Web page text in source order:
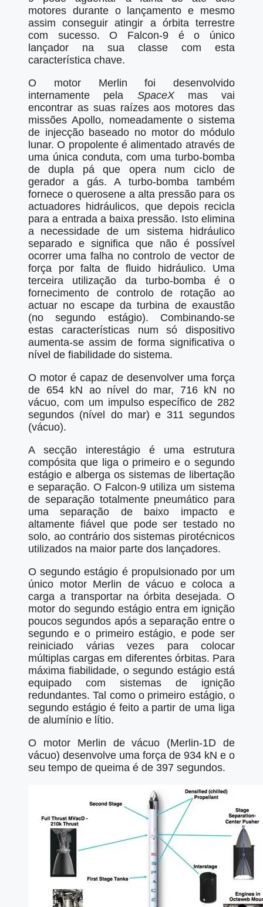
motores durante o lançamento e mesmo
assim conseguir atingir a órbita terrestre
com sucesso. O Falcon-9 é o único
lançador na sua classe com esta
característica chave.
O motor Merlin foi desenvolvido
internamente pela SpaceXmas vai
encontrar as suas raízes aos motores das
missões Apollo, nomeadamente o sistema
de injecção baseado no motor do módulo
lunar. O propolente é alimentado através de
uma única conduta, com uma turbo-bomba
de dupla pá que opera num ciclo de
gerador a gás. A turbo-bomba também
fornece o querosene a alta pressão para os
actuadores hidráulicos, que depois recicla
para a entrada a baixa pressão. Isto elimina
a necessidade de um sistema hidráulico
separado e significa que não é possível
ocorrer uma falha no controlo de vector de
força por falta de fluido hidráulico. Uma
terceira utilização da turbo-bomba é o
fornecimento de controlo de rotação ao
actuar no escape da turbina de exaustão
(no segundo estágio). Combinando-se
estas características num só dispositivo
aumenta-se assim de forma significativa o
nível de fiabilidade do sistema.
O motor é capaz de desenvolver uma força
de 654 kN ao nível do mar, 716 kN no
vácuo, com um impulso específico de 282
segundos (nível do mar) e 311 segundos
(vácuo).
A secção interestágio é uma estrutura
compósita que liga o primeiro e o segundo
estágio e alberga os sistemas de libertação
e separação. O Falcon-9 utiliza um sistema
de separação totalmente pneumático para
uma separação de baixo impacto e
altamente fiável que pode ser testado no
solo, ao contrário dos sistemas pirotécnicos
utilizados na maior parte dos lançadores.
O segundo estágio é propulsionado por um
único motor Merlin de vácuo e coloca a
carga a transportar na órbita desejada. O
motor do segundo estágio entra em ignição
poucos segundos após a separação entre o
segundo e o primeiro estágio, e pode ser
reiniciado várias vezes para colocar
múltiplas cargas em diferentes órbitas. Para
máxima fiabilidade, o segundo estágio está
equipado com sistemas de ignição
redundantes. Tal como o primeiro estágio, o
segundo estágio é feito a partir de uma liga
de alumínio e lítio.
O motor Merlin de vácuo (Merlin-1D de
vácuo) desenvolve uma força de 934 kN e o
seu tempo de queima é de 397 segundos.